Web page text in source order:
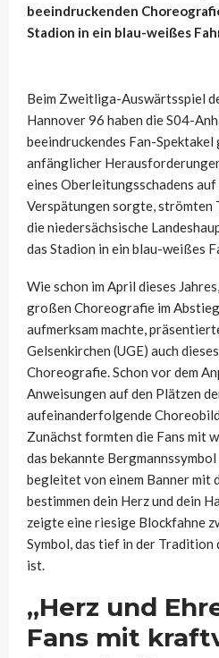
beeindruckenden
Stadion in ein blau-weißes
Beim Zweitliga-Auswärtsspiel
Hannover 96 haben die S04-
beeindruckendes Fan-
anfänglicher
eines Oberleitungsschadens
Verspätungen sorgte, strömten
die niedersächsische
das Stadion in ein blau-weißes
Wie schon im April dieses
großen Choreografie im
aufmerksam machte,
Gelsenkirchen (UGE) auch
Choreografie. Schon vor dem
Anweisungen auf den Plätzen
aufeinanderfolgende
Zunächst formten die Fans mit
das bekannte Bergmannssymbol
begleitet von einem Banner mit
bestimmen dein Herz und dein
zeigte eine riesige Blockfahne
Symbol, das tief in der
ist.
„Herz und
Fans mit